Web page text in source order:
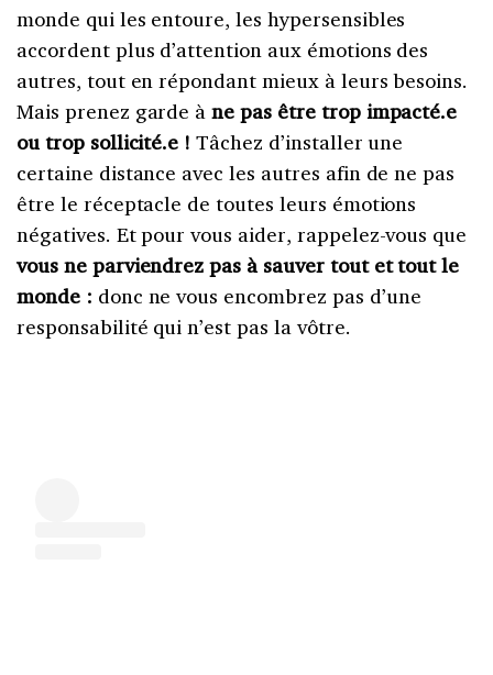
monde qui les entoure, les hypersensibles
accordent plus d’attention aux émotions des
autres, tout en répondant mieux à leurs besoins.
Mais prenez garde àne pas être trop impacté.e
ou trop sollicité.e ! Tâchez d’installer une
certaine distance avec les autres afin de ne pas
être le réceptacle de toutes leurs émotions
négatives. Et pour vous aider, rappelez-vous que
vous ne parviendrez pas à sauver tout et tout le
monde : donc ne vous encombrez pas d’une
responsabilité qui n’est pas la vôtre.